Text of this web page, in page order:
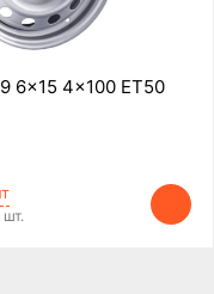
6x15 4x100 ET50
шт.